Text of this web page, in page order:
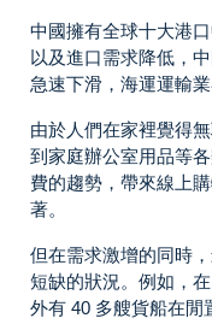
中國擁有全球十大港
以及進口需求降低，
急速下滑，海運運輸
由於人們在家裡覺得
到家庭辦公室用品等
費的趨勢，帶來線上
著。
但在需求激增的同時
短缺的狀況。例如，
外有 40 多艘貨船在閒